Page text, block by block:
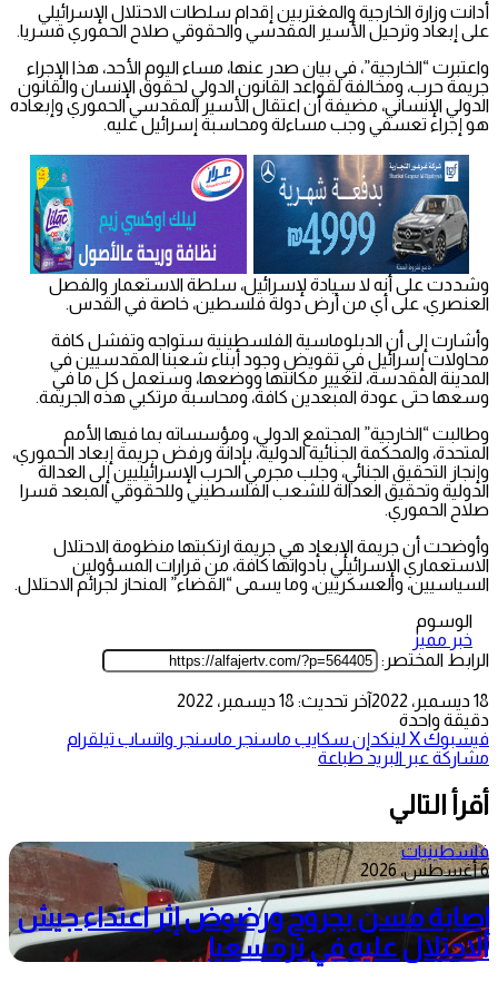
أدانت وزارة الخارجية والمغتربين إقدام سلطات الاحتلال الإسرائيلي
على إبعاد وترحيل الأسير المقدسي والحقوقي صلاح الحموري قسريا.
واعتبرت “الخارجية”، في بيان صدر عنها، مساء اليوم الأحد، هذا الإجراء
جريمة حرب، ومخالفة لقواعد القانون الدولي لحقوق الإنسان والقانون
الدولي الإنساني، مضيفة أن اعتقال الأسير المقدسي الحموري وإبعاده
هو إجراء تعسفي وجب مساءلة ومحاسبة إسرائيل عليه.
وشددت على أنه لا سيادة لإسرائيل، سلطة الاستعمار والفصل
العنصري، على أي من أرض دولة فلسطين، خاصة في القدس.
وأشارت إلى أن الدبلوماسية الفلسطينية ستواجه وتفشل كافة
محاولات إسرائيل في تقويض وجود أبناء شعبنا المقدسيين في
المدينة المقدسة، لتغيير مكانتها ووضعها، وستعمل كل ما في
وسعها حتى عودة المبعدين كافة، ومحاسبة مرتكبي هذه الجريمة.
وطالبت “الخارجية” المجتمع الدولي، ومؤسساته بما فيها الأمم
المتحدة، والمحكمة الجنائية الدولية، بإدانة ورفض جريمة إبعاد الحموري،
وإنجاز التحقيق الجنائي، وجلب مجرمي الحرب الإسرائيليين إلى العدالة
الدولية وتحقيق العدالة للشعب الفلسطيني وللحقوقي المبعد قسرا
صلاح الحموري.
وأوضحت أن جريمة الإبعاد هي جريمة ارتكبتها منظومة الاحتلال
الاستعماري الإسرائيلي بأدواتها كافة، من قرارات المسؤولين
السياسيين، والعسكريين، وما يسمى “القضاء” المنحاز لجرائم الاحتلال.
الوسوم
خبر مميز
الرابط المختصر:
18 ديسمبر، 2022
آخر تحديث: 18 ديسمبر، 2022
دقيقة واحدة
فيسبوك‫Xلينكدإن سكايب ماسنجر ماسنجر واتساب تيلقرام
مشاركة عبر البريد طباعة
أقرأ التالي
فلسطينيات
6 أغسطس، 2026
إصابة مسن بجروح ورضوض إثر اعتداء جيش
الاحتلال عليه في ترمسعيا